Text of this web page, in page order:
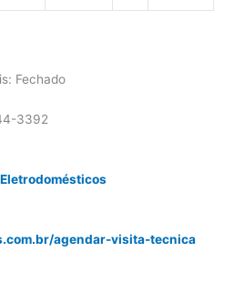
Fechado
3392
agendar-visita-tecnica